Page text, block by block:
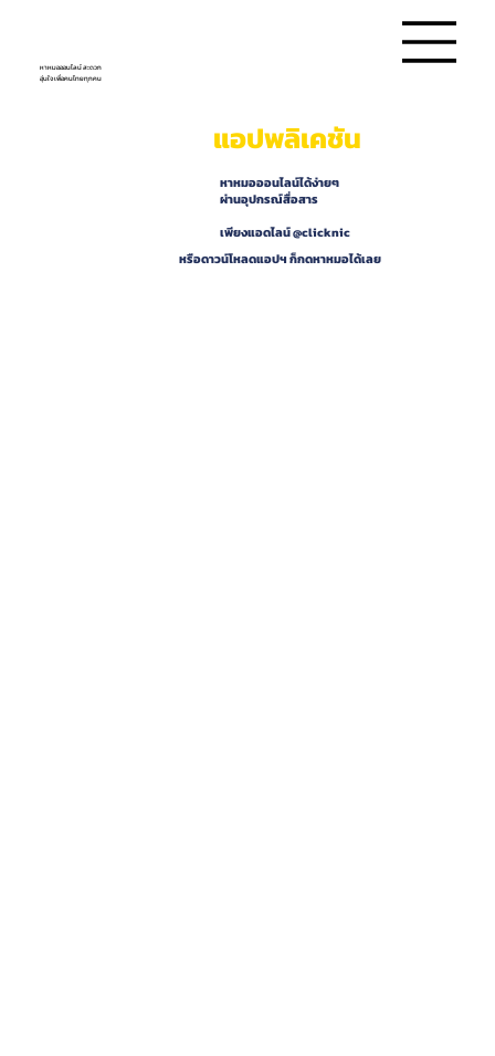
หาหมอออนไลน์ สะดวก
อุ่นใจ เพื่อคนไทยทุกคน
หรือดาวน์โหลดแอปฯ ก็กดหาหมอได้เลย
แอปพลิเคชัน
หาหมอออนไลน์ได้ง่ายๆ
ผ่านอุปกรณ์สื่อสาร
เพียงแอดไลน์ @clicknic